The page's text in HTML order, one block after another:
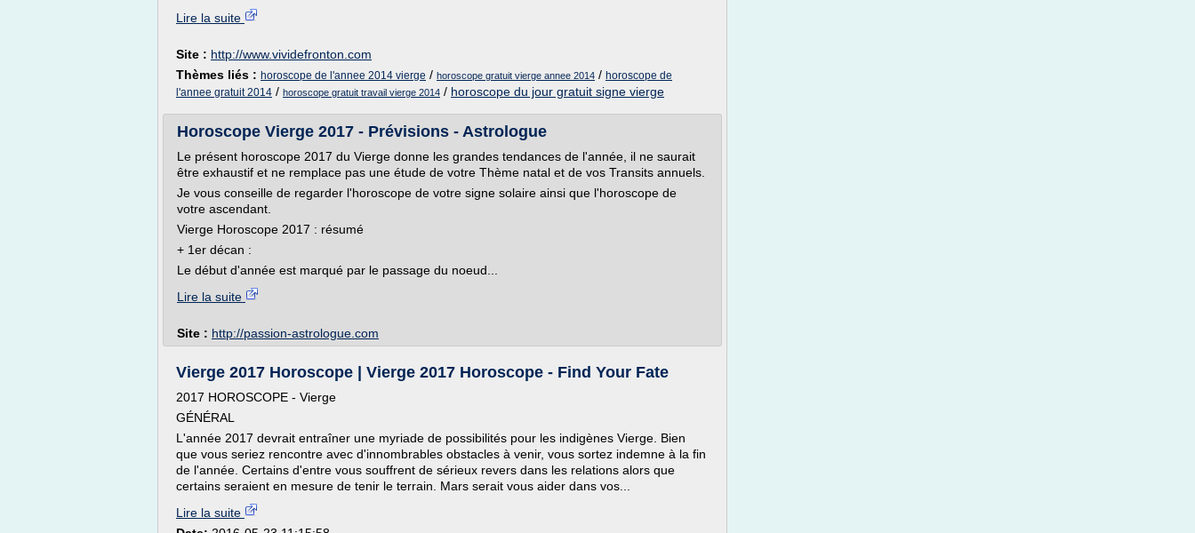
Lire la suite
Site : http://www.vividefronton.com
Thèmes liés : horoscope de l'annee 2014 vierge / horoscope gratuit vierge annee 2014 / horoscope de
l'annee gratuit 2014 / horoscope gratuit travail vierge 2014 / horoscope du jour gratuit signe vierge
Horoscope Vierge 2017 - Prévisions - Astrologue
Le présent horoscope 2017 du Vierge donne les grandes tendances de l'année, il ne saurait
être exhaustif et ne remplace pas une étude de votre Thème natal et de vos Transits annuels.
Je vous conseille de regarder l'horoscope de votre signe solaire ainsi que l'horoscope de
votre ascendant.
Vierge Horoscope 2017 : résumé
+ 1er décan :
Le début d'année est marqué par le passage du noeud...
Lire la suite
Site : http://passion-astrologue.com
Vierge 2017 Horoscope | Vierge 2017 Horoscope - Find Your Fate
2017 HOROSCOPE - Vierge
GÉNÉRAL
L'année 2017 devrait entraîner une myriade de possibilités pour les indigènes Vierge. Bien
que vous seriez rencontre avec d'innombrables obstacles à venir, vous sortez indemne à la fin
de l'année. Certains d'entre vous souffrent de sérieux revers dans les relations alors que
certains seraient en mesure de tenir le terrain. Mars serait vous aider dans vos...
Lire la suite